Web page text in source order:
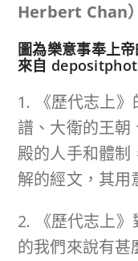
Herbert Chan）
圖為樂意事奉上
來自
1. 《歷代志上
譜、大衛的王朝
殿的人手和體制
解的經文，其用
2. 《歷代志上
的我們來說有甚